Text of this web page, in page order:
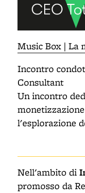
Music Box | La
Incontro
Consultant
Un incontro
l'esplorazione
Nell'ambito di
promosso da